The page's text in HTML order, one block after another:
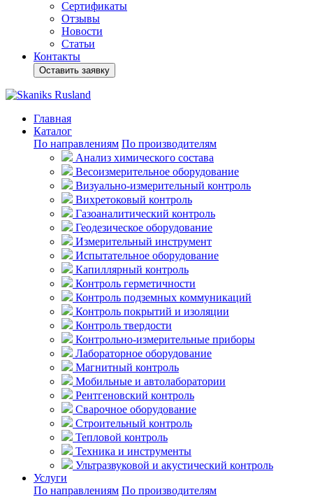
Сертификаты
Отзывы
Новости
Статьи
Контакты
Оставить заявку
Главная
Каталог
По направлениям По производителям
Анализ химического состава
Весоизмерительное оборудование
Визуально-измерительный контроль
Вихретоковый контроль
Газоаналитический контроль
Геодезическое оборудование
Измерительный инструмент
Испытательное оборудование
Капиллярный контроль
Контроль герметичности
Контроль подземных коммуникаций
Контроль покрытий и изоляции
Контроль твердости
Контрольно-измерительные приборы
Лабораторное оборудование
Магнитный контроль
Мобильные и автолаборатории
Рентгеновский контроль
Сварочное оборудование
Строительный контроль
Тепловой контроль
Техника и инструменты
Ультразвуковой и акустический контроль
Услуги
По направлениям По производителям